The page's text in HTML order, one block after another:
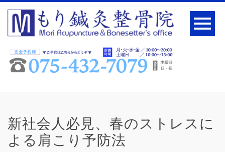
新社会人必見、春のストレスに
よる肩こり予防法